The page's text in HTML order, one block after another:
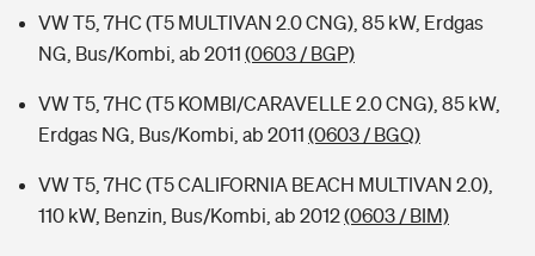
VW T5, 7HC (T5 MULTIVAN 2.0 CNG), 85 kW, Erdgas
NG, Bus/Kombi, ab 2011 (0603 / BGP)
VW T5, 7HC (T5 KOMBI/CARAVELLE 2.0 CNG), 85 kW,
Erdgas NG, Bus/Kombi, ab 2011 (0603 / BGQ)
VW T5, 7HC (T5 CALIFORNIA BEACH MULTIVAN 2.0),
110 kW, Benzin, Bus/Kombi, ab 2012(0603 / BIM)